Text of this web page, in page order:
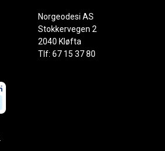
Norgeodesi AS
Stokkervegen 2
2040 Kløfta
Tlf: 67 15 37 80